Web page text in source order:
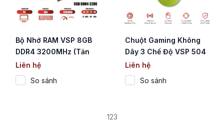
Bộ Nhớ RAM VSP 8GB
DDR4 3200MHz (Tản
Nhiệt Đen / CL16 / 1.2V)
Liên hệ
So sánh
Chuột Gaming Không
Dây 3 Chế Độ VSP 504
Green (PAW3311 /
Huano 20M / Triple
Mode)
Liên hệ
So sánh
123